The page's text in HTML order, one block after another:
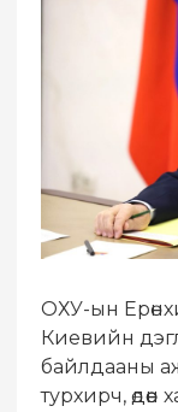
ОХУ-ын
Киевийн
байлдааны
турхирч,